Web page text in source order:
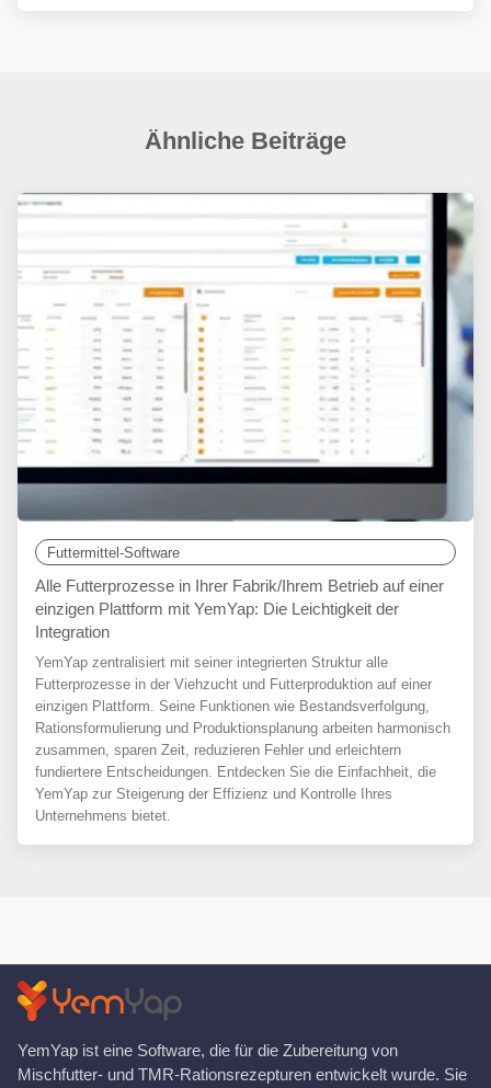
Ähnliche Beiträge
Futtermittel-Software
Alle Futterprozesse in Ihrer Fabrik/Ihrem Betrieb auf einer
einzigen Plattform mit YemYap: Die Leichtigkeit der
Integration
YemYap zentralisiert mit seiner integrierten Struktur alle
Futterprozesse in der Viehzucht und Futterproduktion auf einer
einzigen Plattform. Seine Funktionen wie Bestandsverfolgung,
Rationsformulierung und Produktionsplanung arbeiten harmonisch
zusammen, sparen Zeit, reduzieren Fehler und erleichtern
fundiertere Entscheidungen. Entdecken Sie die Einfachheit, die
YemYap zur Steigerung der Effizienz und Kontrolle Ihres
Unternehmens bietet.
YemYap ist eine Software, die für die Zubereitung von
Mischfutter- und TMR-Rationsrezepturen entwickelt wurde. Sie